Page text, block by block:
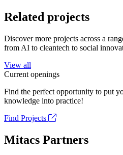
Related projects
Discover more projects across a
from AI to cleantech to social
View all
Current openings
Find the perfect opportunity to put
knowledge into practice!
Find Projects
Mitacs Partners